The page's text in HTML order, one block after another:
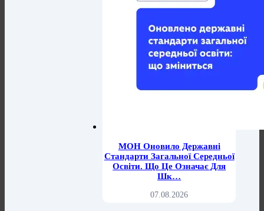
МОН Оновило Державні
Стандарти Загальної Середньої
Освіти. Що Це Означає Для
Шк…
07.08.2026